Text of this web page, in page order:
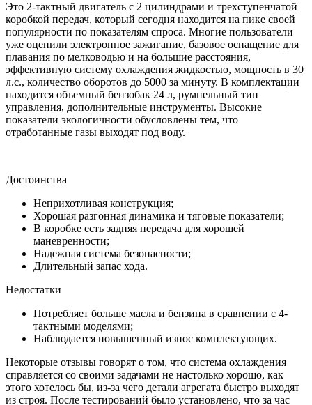
Это 2-тактный двигатель с 2 цилиндрами и трехступенчатой
коробкой передач, который сегодня находится на пике своей
популярности по показателям спроса. Многие пользователи
уже оценили электронное зажигание, базовое оснащение для
плавания по мелководью и на большие расстояния,
эффективную систему охлаждения жидкостью, мощность в 30
л.с., количество оборотов до 5000 за минуту. В комплектации
находится объемный бензобак 24 л, румпельный тип
управления, дополнительные инструменты. Высокие
показатели экологичности обусловлены тем, что
отработанные газы выходят под воду.
Достоинства
Неприхотливая конструкция;
Хорошая разгонная динамика и тяговые показатели;
В коробке есть задняя передача для хорошей
маневренности;
Надежная система безопасности;
Длительный запас хода.
Недостатки
Потребляет больше масла и бензина в сравнении с 4-
тактными моделями;
Наблюдается повышенный износ комплектующих.
Некоторые отзывы говорят о том, что система охлаждения
справляется со своими задачами не настолько хорошо, как
этого хотелось бы, из-за чего детали агрегата быстро выходят
из строя. После тестирований было установлено, что за час